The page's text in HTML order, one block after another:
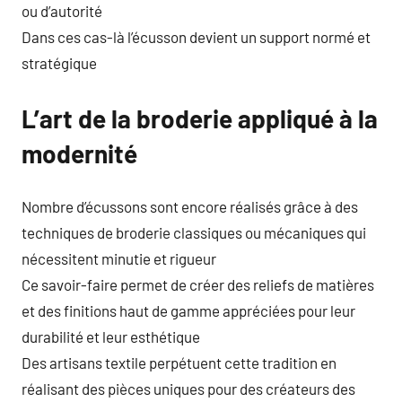
ou d’autorité
Dans ces cas-là l’écusson devient un support normé et
stratégique
L’art de la broderie appliqué à la
modernité
Nombre d’écussons sont encore réalisés grâce à des
techniques de broderie classiques ou mécaniques qui
nécessitent minutie et rigueur
Ce savoir-faire permet de créer des reliefs de matières
et des finitions haut de gamme appréciées pour leur
durabilité et leur esthétique
Des artisans textile perpétuent cette tradition en
réalisant des pièces uniques pour des créateurs des